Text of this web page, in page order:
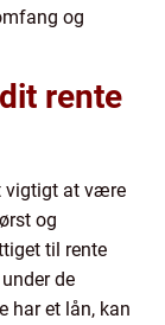
og
rente
vigtigt at være
og
til rente
de
har et lån, kan